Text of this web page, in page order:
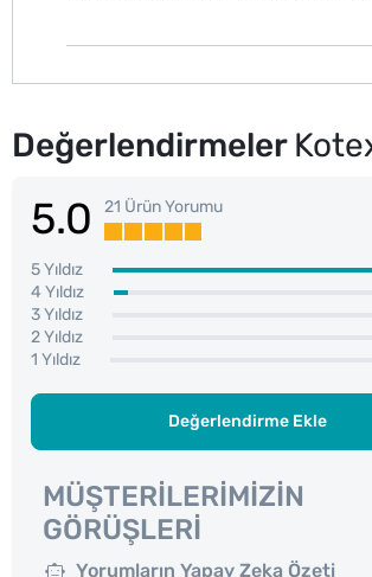
Değerlendirmeler
5.0 21 Ürün Yorumu
5 Yıldız
4 Yıldız
3 Yıldız
2 Yıldız
1 Yıldız
Değerlendirme Ekle
MÜŞTERILERIMIZIN
GÖRÜŞLERI
Yorumların Yapay Zeka Özeti